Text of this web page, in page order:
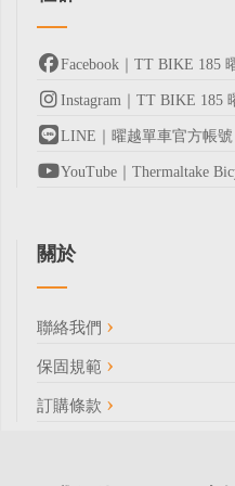
Facebook｜TT BIKE 185
Instagram｜TT BIKE 185
LINE｜曜越單車官方帳號
YouTube｜Thermaltake
關於
聯絡我們
保固規範
訂購條款